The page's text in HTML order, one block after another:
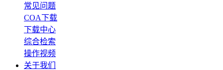
常见问题
COA下载
下载中心
综合检索
操作视频
关于我们